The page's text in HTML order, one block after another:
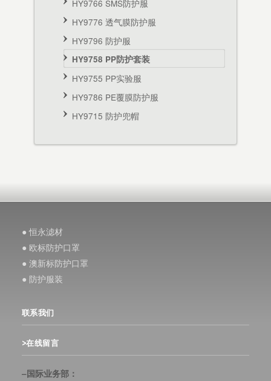
HY9766 SMS防护服
HY9776 透气膜防护服
HY9796 防护服
HY9758 PP防护套装
HY9755 PP实验服
HY9786 PE覆膜防护服
HY9715 防护兜帽
● 恒永滤材
● 欧标防护口罩
● 澳新标防护口罩
● 防护服装
联系我们
>在线留言
–国际业务部：